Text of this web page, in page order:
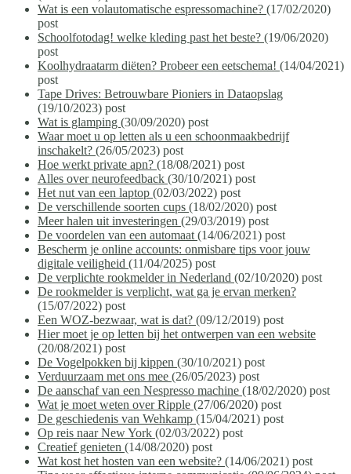
Wat is een volautomatische espressomachine? (17/02/2020)
post
Schoolfotodag! welke kleding past het beste? (19/06/2020)
post
Koolhydraatarm diëten? Probeer een eetschema! (14/04/2021)
post
Tape Drives: Betrouwbare Pioniers in Dataopslag
(19/10/2023) post
Wat is glamping (30/09/2020) post
Waar moet u op letten als u een schoonmaakbedrijf
inschakelt? (26/05/2023) post
Hoe werkt private apn? (18/08/2021) post
Alles over neurofeedback (30/10/2021) post
Het nut van een laptop (02/03/2022) post
De verschillende soorten cups (18/02/2020) post
Meer halen uit investeringen (29/03/2019) post
De voordelen van een automaat (14/06/2021) post
Bescherm je online accounts: onmisbare tips voor jouw
digitale veiligheid (11/04/2025) post
De verplichte rookmelder in Nederland (02/10/2020) post
De rookmelder is verplicht, wat ga je ervan merken?
(15/07/2022) post
Een WOZ-bezwaar, wat is dat? (09/12/2019) post
Hier moet je op letten bij het ontwerpen van een website
(20/08/2021) post
De Vogelpokken bij kippen (30/10/2021) post
Verduurzaam met ons mee (26/05/2023) post
De aanschaf van een Nespresso machine (18/02/2020) post
Wat je moet weten over Ripple (27/06/2020) post
De geschiedenis van Wehkamp (15/04/2021) post
Op reis naar New York (02/03/2022) post
Creatief genieten (14/08/2020) post
Wat kost het hosten van een website? (14/06/2021) post